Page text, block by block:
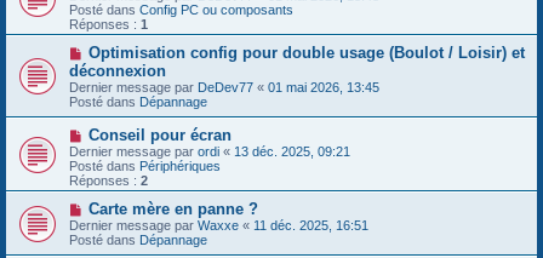
e
m
e
s
s
a
g
e
u
v
e
a
u
m
e
s
s
a
g
e
Posté dans Config PC ou composants
Réponses : 1
N
o
u
v
e
a
u
m
e
s
s
a
g
e
Optimisation config pour double usage (Boulot / Loisir) et
déconnexion
Dernier message par DeDev77 « 01 mai 2026, 13:45
Posté dans Dépannage
N
o
u
v
e
a
m
e
Conseil pour écran
Dernier message par ordi « 13 déc. 2025, 09:21
Posté dans Périphériques
Réponses : 2
N
o
u
v
Carte mère en panne ?
Dernier message par Waxxe « 11 déc. 2025, 16:51
Posté dans Dépannage